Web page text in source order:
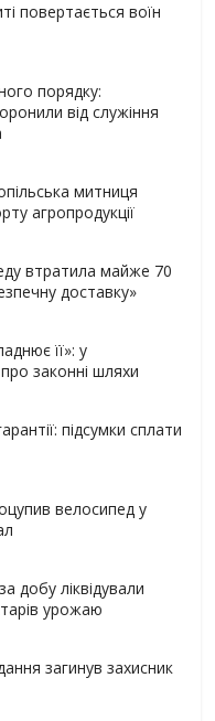
повертається воїн
порядку:
від служіння
митниця
агропродукції
втратила майже 70
доставку»
її»: у
законні шляхи
підсумки сплати
велосипед у
добу ліквідували
урожаю
загинув захисник